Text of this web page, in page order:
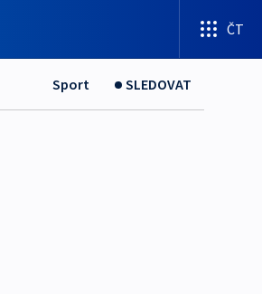
ČT
Sport SLEDOVAT